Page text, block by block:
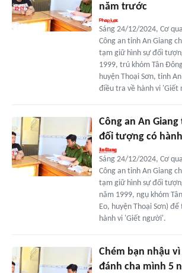
năm trước
Sáng 24/12/2024, Cơ
Công an tỉnh An Giang
tạm giữ hình sự đối
1999, trú khóm Tân
huyện Thoại Sơn, tỉnh
điều tra về hành vi 'Giết
Công an An
đối tượng có
Sáng 24/12/2024, Cơ
Công an tỉnh An Giang
tạm giữ hình sự đối
năm 1999, ngụ khóm
Eo, huyện Thoại Sơn)
hành vi 'Giết người'.
Chém bạn nhậu
đánh cha mình 5